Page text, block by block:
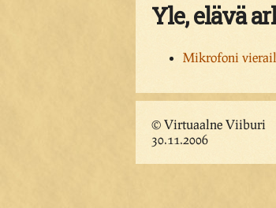
Yle, elävä
Mikrofoni
© Virtuaalne Viiburi
30.11.2006